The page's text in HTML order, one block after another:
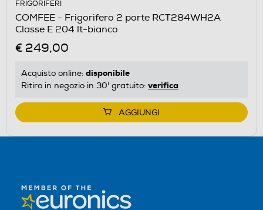
aprirà
il
Calcolatore
di
energetico
Youreko.
FRIGORIFERI
COMFEE - Frigorifero 2 porte RCT284WH2A
Classe E 204 lt-bianco
€ 249,00
Acquisto online: disponibile
Ritiro in negozio in 30' gratuito: verifica
AGGIUNGI